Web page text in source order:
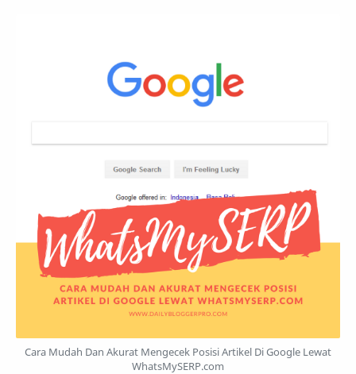
Cara Mudah Dan Akurat Mengecek Posisi Artikel Di Google Lewat
WhatsMySERP.com